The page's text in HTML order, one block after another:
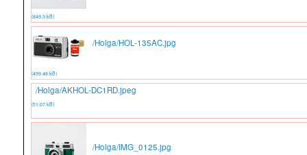
(849.3 kB)
/Holga/HOL-135AC.jpg
(499.48 kB)
/Holga/AKHOL-DC1RD.jpeg
(51.07 kB)
/Holga/IMG_0125.jpg